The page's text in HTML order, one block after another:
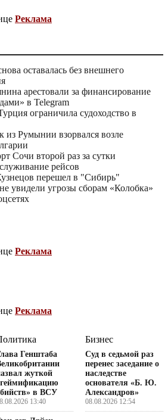
Реклама
оставалась без внешнего
арестовали за финансирование
в Telegram
ограничила судоходство в
из Румынии взорвался возле
Сочи второй раз за сутки
рейсов
перешел в "Сибирь"
увидели угрозы сборам «Колобка»
Реклама
Реклама
Генштаба
жуткой
в ВСУ
13:40
Бизнес
Суд в седьмой раз
перенес заседание о
наследстве
основателя «Б. Ю.
Александров»
08.08.2026 12:54